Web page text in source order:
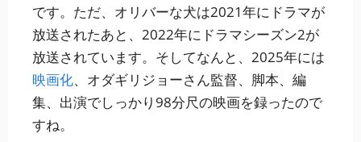
です。ただ、オリバーな犬は2021年にドラマが
放送されたあと、2022年にドラマシーズン2が
放送されています。そしてなんと、2025年には
映画化、オダギリジョーさん監督、脚本、編
集、出演でしっかり98分尺の映画を録ったので
すね。